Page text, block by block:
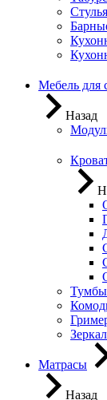
Стулья
Мебель для
Назад
Матрасы
Назад